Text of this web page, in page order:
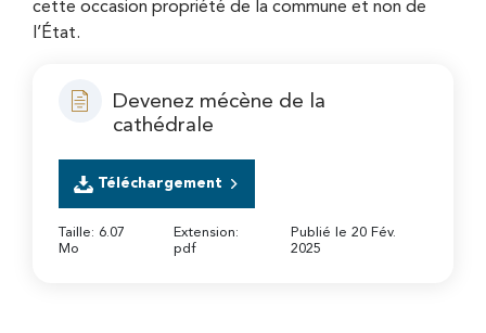
cette occasion propriété de la commune et non de
l’État.
Devenez mécène de la
cathédrale
Téléchargement
Taille: 6.07
Mo
Extension:
pdf
Publié le 20 Fév.
2025